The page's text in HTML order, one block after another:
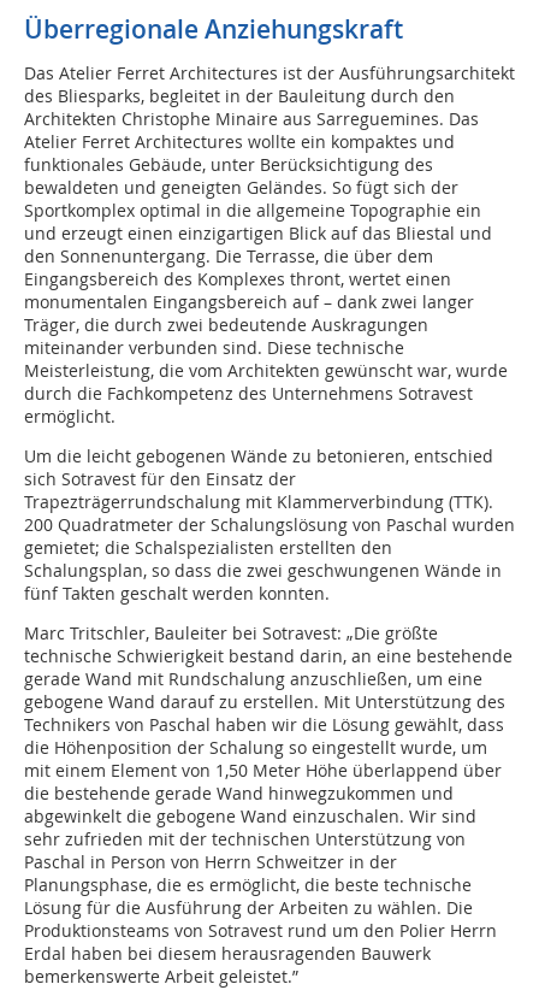
Überregionale Anziehungskraft
Das Atelier Ferret Architectures ist der Ausführungsarchitekt
des Bliesparks, begleitet in der Bauleitung durch den
Architekten Christophe Minaire aus Sarreguemines. Das
Atelier Ferret Architectures wollte ein kompaktes und
funktionales Gebäude, unter Berücksichtigung des
bewaldeten und geneigten Geländes. So fügt sich der
Sportkomplex optimal in die allgemeine Topographie ein
und erzeugt einen einzigartigen Blick auf das Bliestal und
den Sonnenuntergang. Die Terrasse, die über dem
Eingangsbereich des Komplexes thront, wertet einen
monumentalen Eingangsbereich auf – dank zwei langer
Träger, die durch zwei bedeutende Auskragungen
miteinander verbunden sind. Diese technische
Meisterleistung, die vom Architekten gewünscht war, wurde
durch die Fachkompetenz des Unternehmens Sotravest
ermöglicht.
Um die leicht gebogenen Wände zu betonieren, entschied
sich Sotravest für den Einsatz der
Trapezträgerrundschalung mit Klammerverbindung (TTK).
200 Quadratmeter der Schalungslösung von Paschal wurden
gemietet; die Schalspezialisten erstellten den
Schalungsplan, so dass die zwei geschwungenen Wände in
fünf Takten geschalt werden konnten.
Marc Tritschler, Bauleiter bei Sotravest: „Die größte
technische Schwierigkeit bestand darin, an eine bestehende
gerade Wand mit Rundschalung anzuschließen, um eine
gebogene Wand darauf zu erstellen. Mit Unterstützung des
Technikers von Paschal haben wir die Lösung gewählt, dass
die Höhenposition der Schalung so eingestellt wurde, um
mit einem Element von 1,50 Meter Höhe überlappend über
die bestehende gerade Wand hinwegzukommen und
abgewinkelt die gebogene Wand einzuschalen. Wir sind
sehr zufrieden mit der technischen Unterstützung von
Paschal in Person von Herrn Schweitzer in der
Planungsphase, die es ermöglicht, die beste technische
Lösung für die Ausführung der Arbeiten zu wählen. Die
Produktionsteams von Sotravest rund um den Polier Herrn
Erdal haben bei diesem herausragenden Bauwerk
bemerkenswerte Arbeit geleistet.”